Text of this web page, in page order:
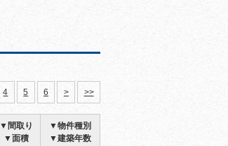
4 5 6 > >>
▼間取り
▼面積
▼物件種別
▼建築年数